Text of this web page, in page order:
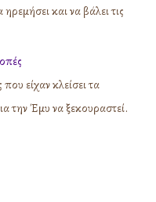
και να βάλει τις
είχαν κλείσει τα
την Έμυ να ξεκουραστεί.